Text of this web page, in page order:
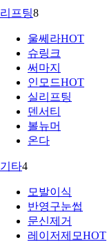
리프팅8
울쎄라HOT
슈링크
써마지
인모드HOT
실리프팅
덴서티
볼뉴머
온다
기타4
모발이식
반영구눈썹
문신제거
레이저제모HOT